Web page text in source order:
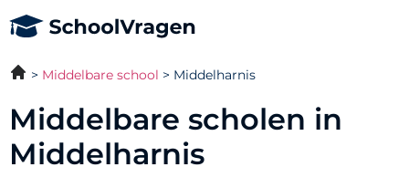
Middelbare school Middelharnis
Middelbare scholen in
Middelharnis